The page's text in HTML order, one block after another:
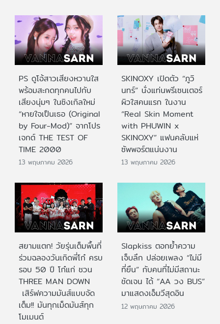
PS ดูโอ้สาวเสียงหวานใส
พร้อมสะกดทุกคนไปกับ
เสียงนุ่มๆ ในซิงเกิลใหม่
“หายใจเป็นเธอ (Original
by Four-Mod)” จากโปร
เจกต์ THE TEST OF
TIME 2000
13 พฤษภาคม 2026
SKINOXY เปิดตัว “ภูวิ
นทร์” นั่งแท่นพรีเซนเตอร์
ผิวใสคนแรก ในงาน
“Real Skin Moment
with PHUWIN x
SKINOXY” แฟนคลับแห่
ซัพพอร์ตแน่นงาน
13 พฤษภาคม 2026
สยามแตก! วัยรุ่นเต็มพื้นที่
ร่วมฉลองวันเกิดพี่โก๋ ครบ
รอบ 50 ปี โก๋แก่ ชวน
THREE MAN DOWN
เสิร์ฟความมันส์แบบจัด
เต็ม!! มันทุกเม็ดมันส์ทุก
โมเมนต์
Slapkiss ตอกย้ำความ
เจ็บลึก ปล่อยเพลง “ไม่มี
ที่ยืน” กับคนที่ไม่มีสถานะ
ชัดเจน ได้ “AA วง BUS”
มาแสดงเอ็มวีสุดอิน
12 พฤษภาคม 2026